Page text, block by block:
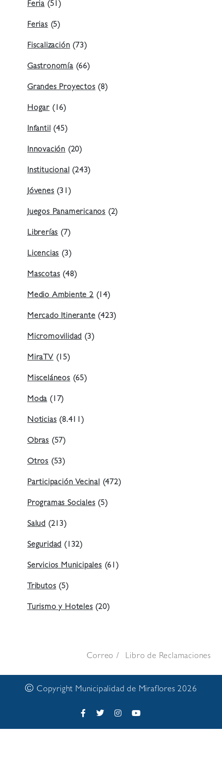
Feria (51)
Ferias(5)
Fiscalización(73)
Gastronomía(66)
Grandes Proyectos(8)
Hogar (16)
Infantil(45)
Innovación (20)
Institucional(243)
Jóvenes(31)
Juegos Panamericanos (2)
Librerías(7)
Licencias(3)
Mascotas(48)
Medio Ambiente 2(14)
Mercado Itinerante(423)
Micromovilidad(3)
MiraTV(15)
Misceláneos(65)
Moda(17)
Noticias(8.411)
Obras (57)
Otros (53)
Participación Vecinal(472)
Programas Sociales(5)
Salud (213)
Seguridad(132)
Servicios Municipales(61)
Tributos(5)
Turismo y Hoteles(20)
Correo Libro de Reclamaciones
© Copyright Municipalidad de Miraflores 2026